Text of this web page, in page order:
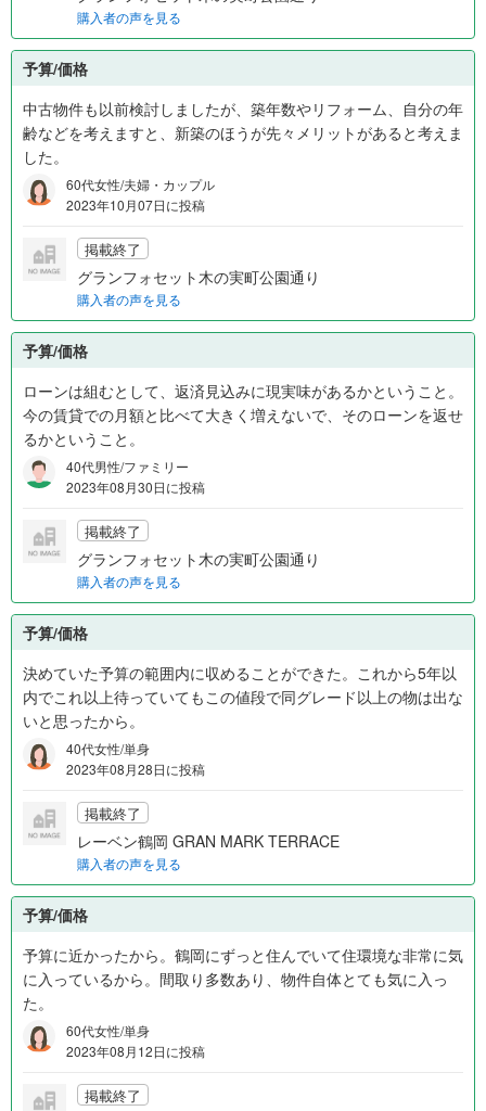
購入者の声を見る
予算/価格
中古物件も以前検討しましたが、築年数やリフォーム、自分の年
齢などを考えますと、新築のほうが先々メリットがあると考えま
した。
60代女性/夫婦・カップル
2023年10月07日に投稿
掲載終了
グランフォセット木の実町公園通り
購入者の声を見る
予算/価格
ローンは組むとして、返済見込みに現実味があるかということ。
今の賃貸での月額と比べて大きく増えないで、そのローンを返せ
るかということ。
40代男性/ファミリー
2023年08月30日に投稿
掲載終了
グランフォセット木の実町公園通り
購入者の声を見る
予算/価格
決めていた予算の範囲内に収めることができた。これから5年以
内でこれ以上待っていてもこの値段で同グレード以上の物は出な
いと思ったから。
40代女性/単身
2023年08月28日に投稿
掲載終了
レーベン鶴岡 GRAN MARK TERRACE
購入者の声を見る
予算/価格
予算に近かったから。鶴岡にずっと住んでいて住環境な非常に気
に入っているから。間取り多数あり、物件自体とても気に入っ
た。
60代女性/単身
2023年08月12日に投稿
掲載終了